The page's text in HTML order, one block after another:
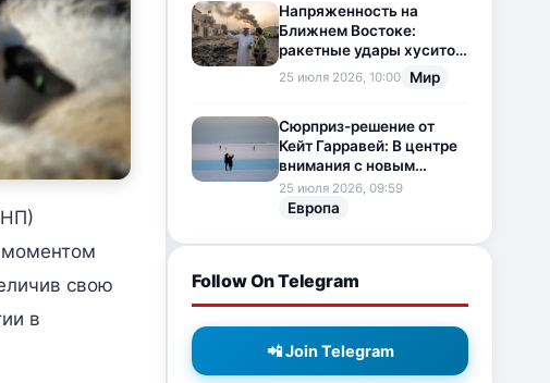
моментом
свою
в
Напряженность на
Ближнем Востоке:
ракетные удары хуситов
по Саудовской Аравии
загоняют ситуацию в
25 июля 2026, 10:00 Мир
Сюрприз-решение от
Кейт Гарравей: В центре
внимания с новым
любовным
приключением
25 июля 2026, 09:59
Европа
Follow On Telegram
📲 Join Telegram